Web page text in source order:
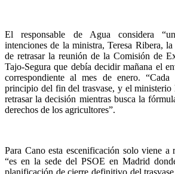
El responsable de Agua considera
intenciones de la ministra, Teresa Ribera,
de retrasar la reunión de la Comisión de
Tajo-Segura que debía decidir mañana el
correspondiente al mes de enero.
principio del fin del trasvase, y el ministerio
retrasar la decisión mientras busca la
derechos de los agricultores”.
Para Cano esta escenificación solo viene a
“es en la sede del PSOE en Madrid
planificación de cierre definitivo del